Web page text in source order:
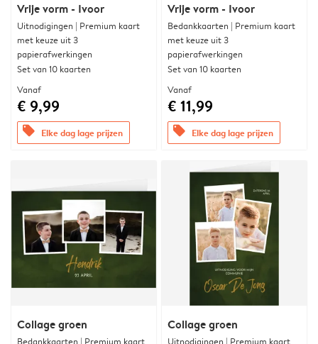
Vrije vorm - Ivoor
Uitnodigingen | Premium kaart
met keuze uit 3
papierafwerkingen
Set van 10 kaarten
Vanaf
€ 9,99
offers Elke dag lage prijzen
Vrije vorm - Ivoor
Bedankkaarten | Premium kaart
met keuze uit 3
papierafwerkingen
Set van 10 kaarten
Vanaf
€ 11,99
offers Elke dag lage prijzen
Collage groen
Bedankkaarten | Premium kaart
Collage groen
Uitnodigingen | Premium kaart